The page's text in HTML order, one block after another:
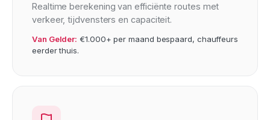
Realtime berekening van efficiënte routes met
verkeer, tijdvensters en capaciteit.
Van Gelder: €1.000+ per maand bespaard, chauffeurs
eerder thuis.